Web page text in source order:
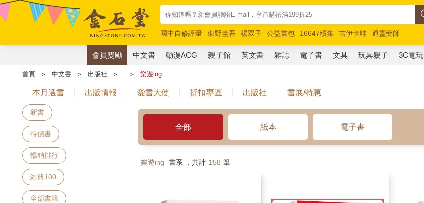
國中自修評量 東野圭吾 楊双子 公益書包 16647續集 吉伊卡哇
通靈藥師
唯紅花綻放
奧德賽 路邊攤新作 馬斯克 玩具總動員5 超慢跑
會員獎勵 中文書 動漫ACG 親子館 英文書 雜誌 電子書 文具 玩具親子 3C電玩
首頁 ＞ 中文書 ＞ 出版社 ＞ ＞ 樂遊ing
本月選書 出版情報 愛書大使 折扣專區 出版社 書展/特惠
新書
特價書
暢銷排行
經典100
全部書籍
全部 紙本 電子書
樂遊ing 書系 ，共計 158 筆